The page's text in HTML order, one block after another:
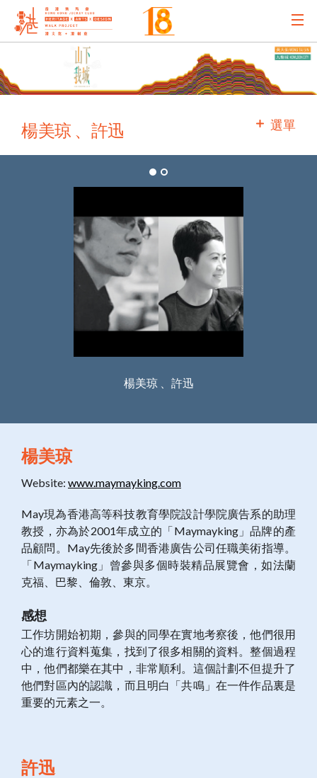
主辦機構
主要贊助
選單
楊美琼 、許迅
楊美琼 、許迅
楊美琼
Website: www.maymayking.com
May現為香港高等科技教育學院設計學院廣告系的助理
教授，亦為於2001年成立的「Maymayking」品牌的產
品顧問。May先後於多間香港廣告公司任職美術指導。
「Maymayking」曾參與多個時裝精品展覽會，如法蘭
克福、巴黎、倫敦、東京。
感想
工作坊開始初期，參與的同學在實地考察後，他們很用
心的進行資料蒐集，找到了很多相關的資料。整個過程
中，他們都樂在其中，非常順利。這個計劃不但提升了
他們對區內的認識，而且明白「共鳴」在一件作品裏是
重要的元素之一。
許迅